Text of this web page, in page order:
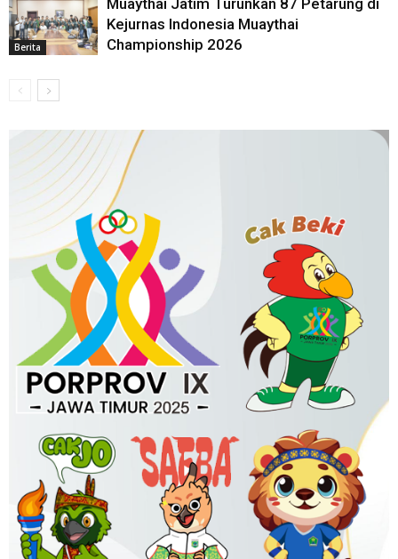
Berita
Muaythai Jatim Turunkan 87 Petarung di
Kejurnas Indonesia Muaythai
Championship 2026